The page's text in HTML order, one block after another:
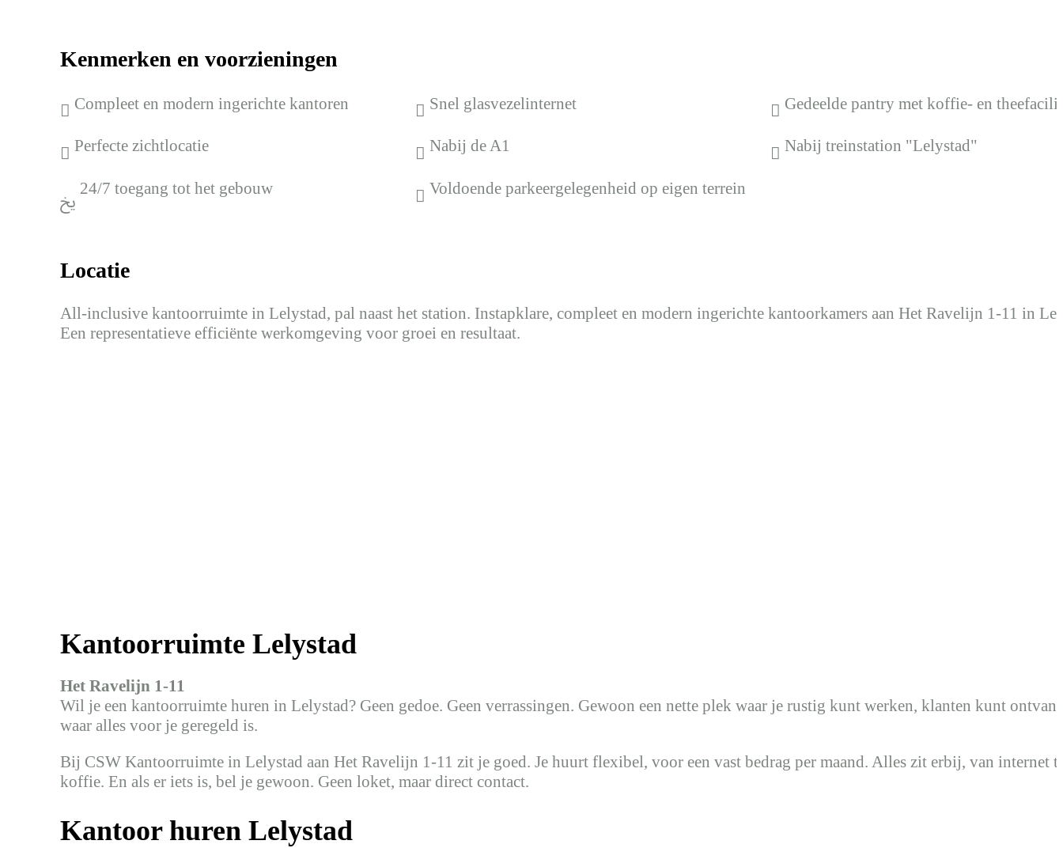
Kenmerken en voorzieningen
Compleet en modern ingerichte kantoren Snel glasvezelinternet Gedeelde pantry met koffie- en
Perfecte zichtlocatie Nabij de A1 Nabij treinstation "Lelystad"
24/7 toegang tot het gebouw Voldoende parkeergelegenheid op eigen terrein
Locatie
All-inclusive kantoorruimte in Lelystad, pal naast het station. Instapklare, compleet en modern ingerichte kantoorkamers aan Het Ravelijn 1-11 in
Een representatieve efficiënte werkomgeving voor groei en resultaat.
Kantoorruimte Lelystad
Het Ravelijn 1-11
Wil je een kantoorruimte huren in Lelystad? Geen gedoe. Geen verrassingen. Gewoon een nette plek waar je rustig kunt werken, klanten kunt
waar alles voor je geregeld is.
Bij CSW Kantoorruimte in Lelystad aan Het Ravelijn 1-11 zit je goed. Je huurt flexibel, voor een vast bedrag per maand. Alles zit erbij, van internet
koffie. En als er iets is, bel je gewoon. Geen loket, maar direct contact.
Kantoor huren Lelystad